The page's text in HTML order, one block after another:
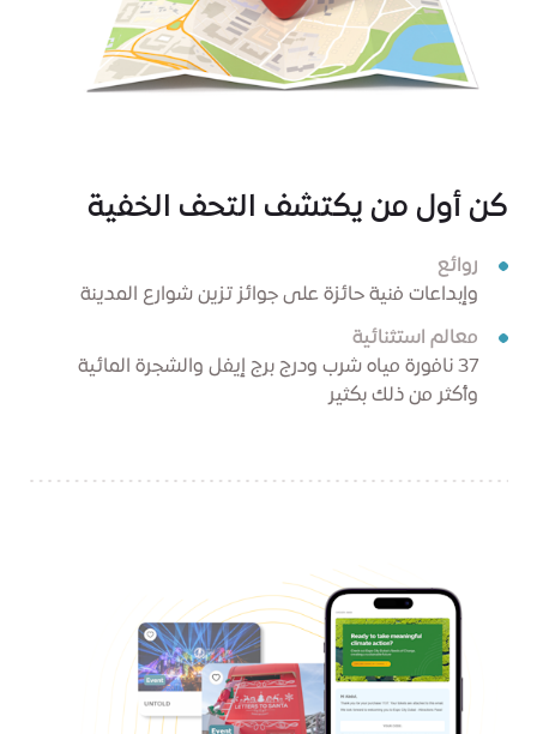
كن أول من يكتشف التحف الخفية
روائع
وإبداعات فنية حائزة على جوائز تزين شوارع المدينة
معالم استثنائية
37 نافورة مياه شرب ودرج برج إيفل والشجرة المائية
وأكثر من ذلك بكثير